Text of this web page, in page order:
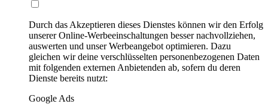
Durch das Akzeptieren dieses Dienstes können wir den Erfolg
unserer Online-Werbeeinschaltungen besser nachvollziehen,
auswerten und unser Werbeangebot optimieren. Dazu
gleichen wir deine verschlüsselten personenbezogenen Daten
mit folgenden externen Anbietenden ab, sofern du deren
Dienste bereits nutzt:
Google Ads